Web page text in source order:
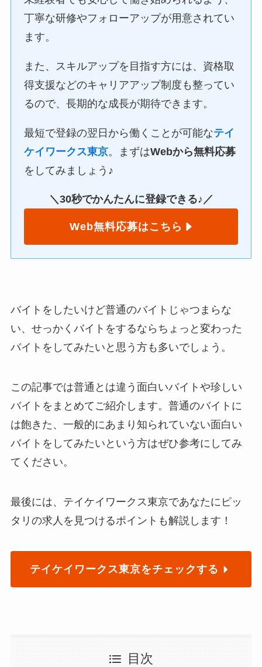
丁寧な研修やフォローアップが用意されてい
ます。
また、スキルアップを目指す方には、資格取
得支援などのキャリアアップ制度も整ってい
るので、長期的な成長が期待できます。
最短で登録の翌日から働くことが可能なテイ
ケイワークス東京。まずはWebから無料応募
をしてみましょう♪
＼30秒でかんたんに登録できる♪／
Web無料応募はこちら
バイトをしたいけど普通のバイトじゃつまらな
い、せっかくバイトをするならちょっと変わった
バイトをしてみたいと思う方も多いでしょう。
この記事では普通とは違う面白いバイトや珍しい
バイトをまとめてご紹介します。普通のバイトに
は飽きた、一般的にあまり知られていない面白い
バイトをしてみたいという方はぜひ参考にしてみ
てください。
最後には、テイケイワークス東京であなたにピッ
タリの求人を見つけるポイントも解説します！
テイケイワークス東京をチェックする
目次